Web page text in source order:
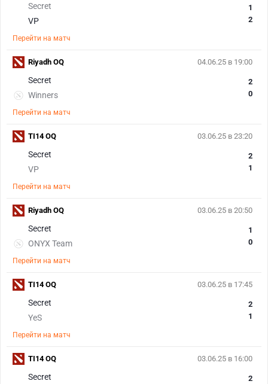
Secret
VP
1
2
Перейти на матч
04.06.25 в 19:00
Secret
Winners
2
0
Перейти на матч
Riyadh OQ
03.06.25 в 23:20
Secret
VP
2
1
Перейти на матч
TI14 OQ
03.06.25 в 20:50
Secret
ONYX Team
1
0
Перейти на матч
Riyadh OQ
03.06.25 в 17:45
Secret
YeS
2
1
Перейти на матч
TI14 OQ
03.06.25 в 16:00
Secret
2
TI14 OQ